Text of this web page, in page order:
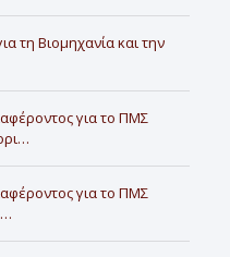
τη Βιομηχανία και την
για το ΠΜΣ
για το ΠΜΣ